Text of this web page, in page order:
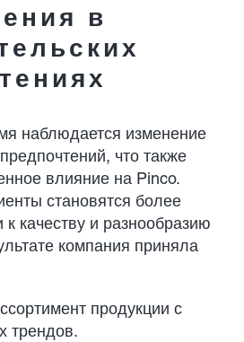
в
наблюдается изменение
что также
влияние на Pinco.
становятся более
качеству и разнообразию
компания приняла
продукции с
трендов.